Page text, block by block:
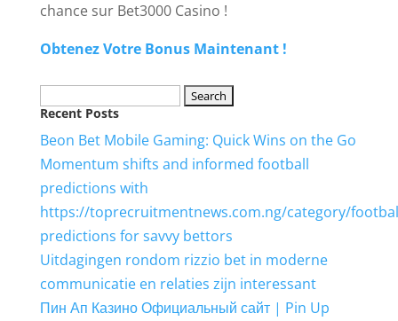
chance sur Bet3000 Casino !
Obtenez Votre Bonus Maintenant !
for:
Recent Posts
Beon Bet Mobile Gaming: Quick Wins on the Go
Momentum shifts and informed football
predictions with
https://toprecruitmentnews.com.ng/category/
predictions for savvy bettors
Uitdagingen rondom rizzio bet in moderne
communicatie en relaties zijn interessant
Пин Ап Казино Официальный сайт | Pin Up